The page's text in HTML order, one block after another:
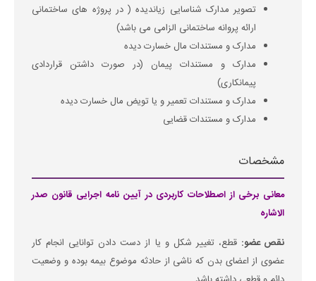
تصویر مدارک شناسایی زیاندیده ( در پروژه های ساختمانی
ارائه پروانه ساختمانی الزامی می باشد)
مدارک و مستندات مال خسارت دیده
مدارک و مستندات پیمان (در صورت داشتن قراردادی
پیمانکاری)
مدارک و مستندات تعمیر و یا تویض مال خسارت دیده
مدارک و مستندات قضایی
مشخصات
معانی برخی از اصطلاحات کاربردی در آیین نامه اجرایی قانون صدر
الاشاره
نقص عضو: قطع، تغییر شکل و یا از دست دادن توانایی انجام کار
عضوی از اعضای بدن که ناشی از حادثه موضوع بیمه بوده و وضعیت